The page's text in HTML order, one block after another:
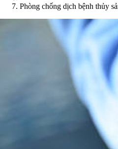
Phòng chống dịch bệnh thủy